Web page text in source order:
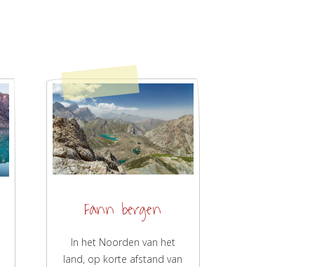
Fann bergen
In het Noorden van het
land, op korte afstand van